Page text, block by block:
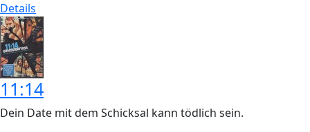
Details
11:14
Dein Date mit dem Schicksal kann tödlich sein.